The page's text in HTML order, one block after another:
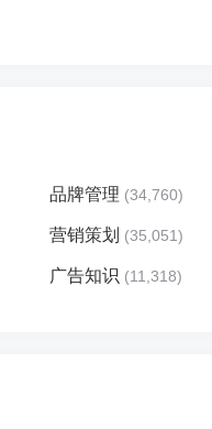
品牌管理 (34,760)
营销策划 (35,051)
广告知识 (11,318)